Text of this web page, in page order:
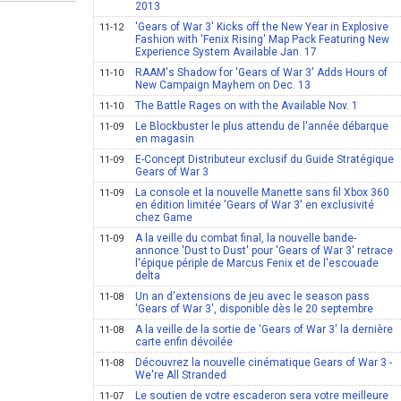
2013
11-12
'Gears of War 3' Kicks off the New Year in Explosive
Fashion with 'Fenix Rising' Map Pack Featuring New
Experience System Available Jan. 17
11-10
RAAM's Shadow for 'Gears of War 3' Adds Hours of
New Campaign Mayhem on Dec. 13
11-10 The Battle Rages on with the Available Nov. 1
11-09
Le Blockbuster le plus attendu de l'année débarque
en magasin
11-09
E-Concept Distributeur exclusif du Guide Stratégique
Gears of War 3
11-09
La console et la nouvelle Manette sans fil Xbox 360
en édition limitée 'Gears of War 3' en exclusivité
chez Game
11-09
A la veille du combat final, la nouvelle bande-
annonce 'Dust to Dust' pour 'Gears of War 3' retrace
l'épique périple de Marcus Fenix et de l'escouade
delta
11-08
Un an d'extensions de jeu avec le season pass
'Gears of War 3', disponible dès le 20 septembre
11-08
A la veille de la sortie de 'Gears of War 3' la dernière
carte enfin dévoilée
11-08
Découvrez la nouvelle cinématique Gears of War 3 -
We're All Stranded
11-07 Le soutien de votre escaderon sera votre meilleure